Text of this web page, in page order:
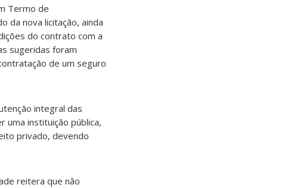
Termo de
da nova licitação, ainda
do contrato com a
sugeridas foram
de um seguro
integral das
uma instituição pública,
privado, devendo
reitera que não